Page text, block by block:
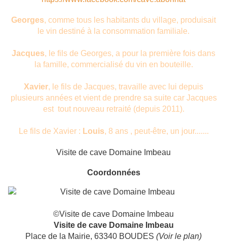
Georges, comme tous les habitants du village, produisait
le vin destiné à la consommation familiale.
Jacques, le fils de Georges, a pour la première fois dans
la famille, commercialisé du vin en bouteille.
Xavier, le fils de Jacques, travaille avec lui depuis
plusieurs années et vient de prendre sa suite car Jacques
est tout nouveau retraité (depuis 2011).
Le fils de Xavier : Louis, 8 ans , peut-être, un jour.......
Visite de cave Domaine Imbeau
Coordonnées
©Visite de cave Domaine Imbeau
Visite de cave Domaine Imbeau
Place de la Mairie, 63340 BOUDES (Voir le plan)